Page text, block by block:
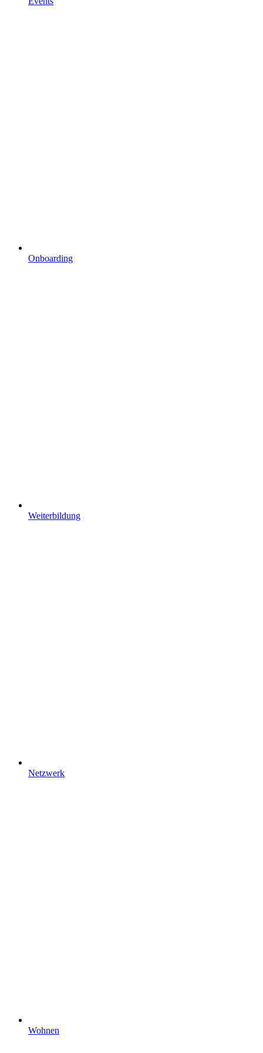
Onboarding
Weiterbildung
Netzwerk
Wohnen